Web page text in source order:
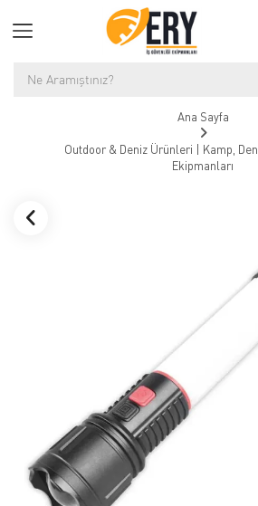
Ana Sayfa
Outdoor & Deniz Ürünleri | Kamp,
Ekipmanları